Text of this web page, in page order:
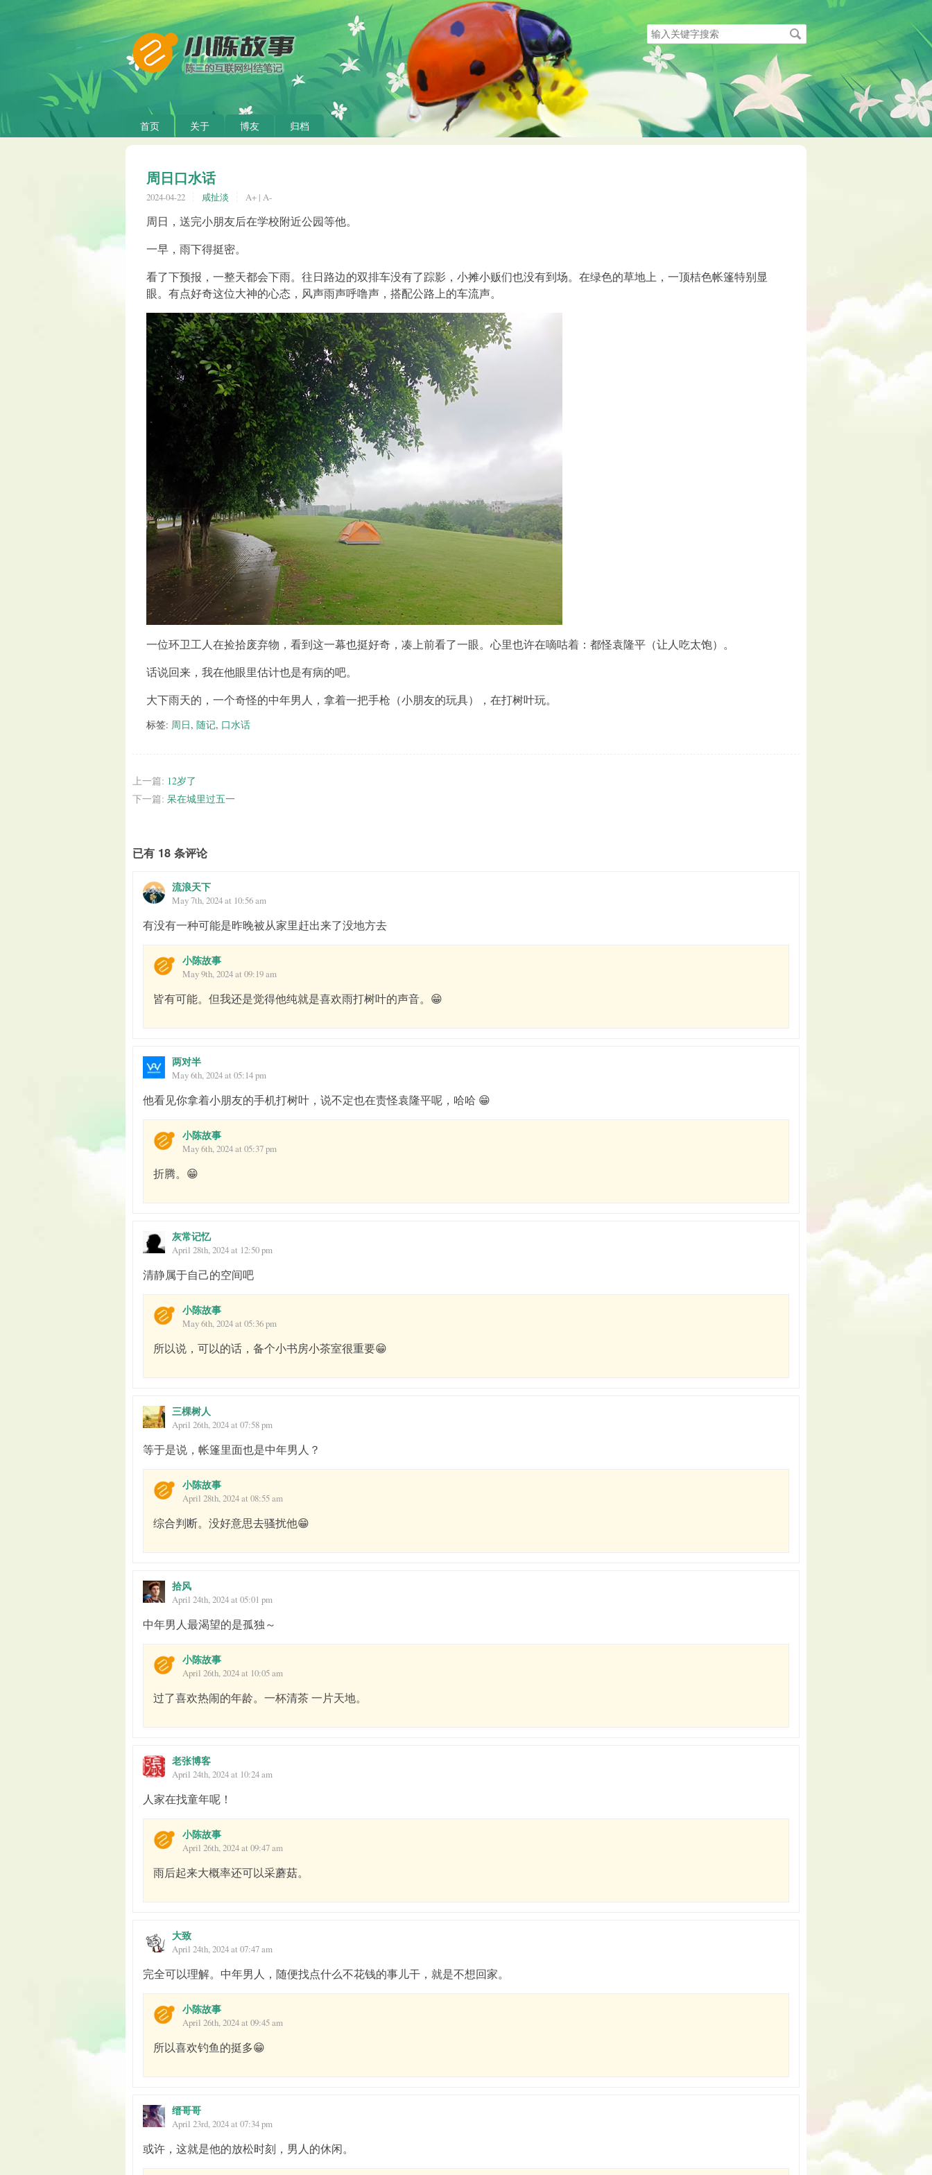
搜
索
关
键
字
首页 关于 博友 归档
周日口水话
2024-04-22 咸扯淡 A+ | A-
周日，送完小朋友后在学校附近公园等他。
一早，雨下得挺密。
看了下预报，一整天都会下雨。往日路边的双排车没有了踪影，小摊小贩们也没有到场。在绿色的草地上，一顶桔色帐篷特别显
眼。有点好奇这位大神的心态，风声雨声呼噜声，搭配公路上的车流声。
一位环卫工人在捡拾废弃物，看到这一幕也挺好奇，凑上前看了一眼。心里也许在嘀咕着：都怪袁隆平（让人吃太饱）。
话说回来，我在他眼里估计也是有病的吧。
大下雨天的，一个奇怪的中年男人，拿着一把手枪（小朋友的玩具），在打树叶玩。
标签: 周日, 随记, 口水话
上一篇: 12岁了
下一篇: 呆在城里过五一
已有 18 条评论
流浪天下
May 7th, 2024 at 10:56 am
有没有一种可能是昨晚被从家里赶出来了没地方去
小陈故事
May 9th, 2024 at 09:19 am
皆有可能。但我还是觉得他纯就是喜欢雨打树叶的声音。😁
两对半
May 6th, 2024 at 05:14 pm
他看见你拿着小朋友的手机打树叶，说不定也在责怪袁隆平呢，哈哈 😁
小陈故事
May 6th, 2024 at 05:37 pm
折腾。😁
灰常记忆
April 28th, 2024 at 12:50 pm
清静属于自己的空间吧
小陈故事
May 6th, 2024 at 05:36 pm
所以说，可以的话，备个小书房小茶室很重要😁
三棵树人
April 26th, 2024 at 07:58 pm
等于是说，帐篷里面也是中年男人？
小陈故事
April 28th, 2024 at 08:55 am
综合判断。没好意思去骚扰他😁
拾风
April 24th, 2024 at 05:01 pm
中年男人最渴望的是孤独～
小陈故事
April 26th, 2024 at 10:05 am
过了喜欢热闹的年龄。一杯清茶 一片天地。
老张博客
April 24th, 2024 at 10:24 am
人家在找童年呢！
小陈故事
April 26th, 2024 at 09:47 am
雨后起来大概率还可以采蘑菇。
大致
April 24th, 2024 at 07:47 am
完全可以理解。中年男人，随便找点什么不花钱的事儿干，就是不想回家。
小陈故事
April 26th, 2024 at 09:45 am
所以喜欢钓鱼的挺多😁
缙哥哥
April 23rd, 2024 at 07:34 pm
或许，这就是他的放松时刻，男人的休闲。